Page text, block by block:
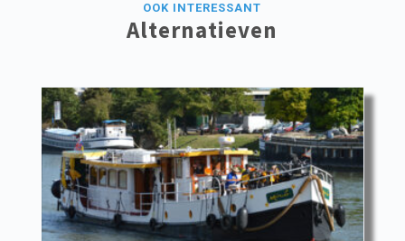
OOK INTERESSANT
Alternatieven